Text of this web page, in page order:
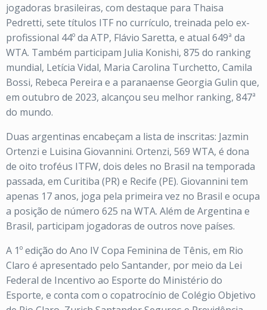
jogadoras brasileiras, com destaque para Thaisa
Pedretti, sete títulos ITF no currículo, treinada pelo ex-
profissional 44º da ATP, Flávio Saretta, e atual 649ª da
WTA. Também participam Julia Konishi, 875 do ranking
mundial, Letícia Vidal, Maria Carolina Turchetto, Camila
Bossi, Rebeca Pereira e a paranaense Georgia Gulin que,
em outubro de 2023, alcançou seu melhor ranking, 847ª
do mundo.
Duas argentinas encabeçam a lista de inscritas: Jazmin
Ortenzi e Luisina Giovannini. Ortenzi, 569 WTA, é dona
de oito troféus ITFW, dois deles no Brasil na temporada
passada, em Curitiba (PR) e Recife (PE). Giovannini tem
apenas 17 anos, joga pela primeira vez no Brasil e ocupa
a posição de número 625 na WTA. Além de Argentina e
Brasil, participam jogadoras de outros nove países.
A 1º edição do Ano IV Copa Feminina de Tênis, em Rio
Claro é apresentado pelo Santander, por meio da Lei
Federal de Incentivo ao Esporte do Ministério do
Esporte, e conta com o copatrocínio de Colégio Objetivo